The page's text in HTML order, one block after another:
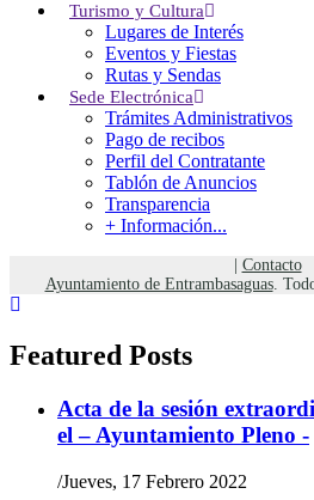
Turismo y Cultura
Lugares de Interés
Eventos y Fiestas
Rutas y Sendas
Sede Electrónica
Trámites Administrativos
Pago de recibos
Perfil del Contratante
Tablón de Anuncios
Transparencia
+ Información...
Noticias
Calendario del Contribuyente
Normativa Urbanística
Calendario Punto Limpio Móvil
Bono Social de Electricidad
El Tiempo
Weather details can not be fetched
OpenWeathermap.org.
Contacto
Ayuntamiento de Entrambasaguas.
Featured Posts
Acta de la sesión
el – Ayuntamiento Pleno -
/Jueves, 17 Febrero 2022